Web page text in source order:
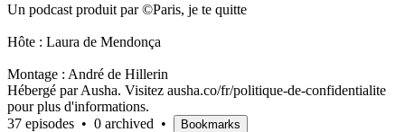
Un podcast produit par ©Paris, je te quitte
Hôte : Laura de Mendonça
Montage : André de Hillerin
Hébergé par Ausha. Visitez ausha.co/fr/politique-de-confidentialite
pour plus d'informations.
37 episodes • 0 archived • Bookmarks